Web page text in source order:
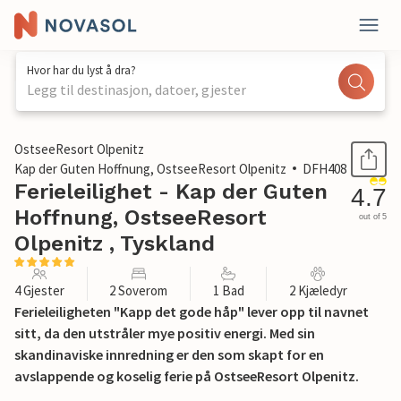
Hvor har du lyst å dra?
Legg til destinasjon, datoer, gjester
1 / 33
OstseeResort Olpenitz
Kap der Guten Hoffnung, OstseeResort Olpenitz
DFH408
Ferieleilighet - Kap der Guten
Hoffnung, OstseeResort
Olpenitz , Tyskland
4.7
out of 5
4 Gjester 2 Soverom 1 Bad 2 Kjæledyr
Ferieleiligheten "Kapp det gode håp" lever opp til navnet
sitt, da den utstråler mye positiv energi. Med sin
skandinaviske innredning er den som skapt for en
avslappende og koselig ferie på OstseeResort Olpenitz.